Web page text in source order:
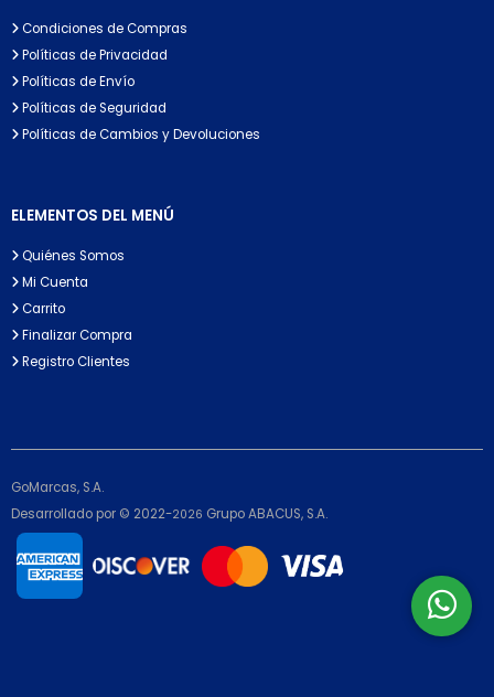
Condiciones de Compras
Políticas de Privacidad
Políticas de Envío
Políticas de Seguridad
Políticas de Cambios y Devoluciones
ELEMENTOS DEL MENÚ
Quiénes Somos
Mi Cuenta
Carrito
Finalizar Compra
Registro Clientes
GoMarcas, S.A.
Desarrollado por © 2022-2026 Grupo ABACUS, S.A.